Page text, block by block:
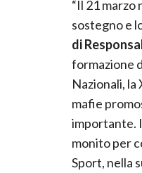
“Il 21
sostegno e
di
formazione
Nazionali,
mafie
importante.
monito per
Sport, nella